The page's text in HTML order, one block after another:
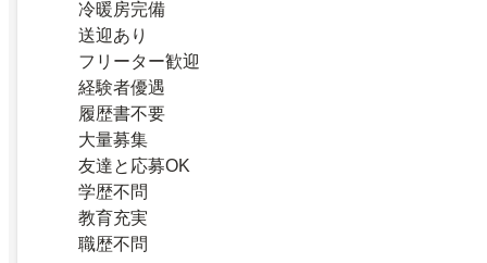
冷暖房完備
送迎あり
フリーター歓迎
経験者優遇
履歴書不要
大量募集
友達と応募OK
学歴不問
教育充実
職歴不問